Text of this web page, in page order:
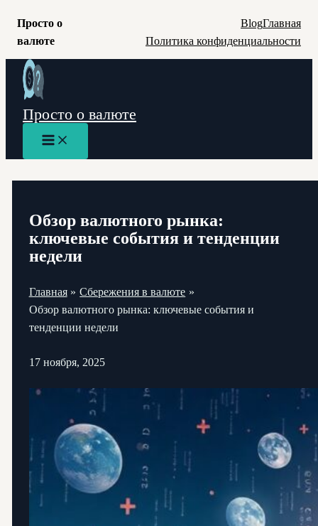
Просто о
валюте
BlogГлавная
Политика конфиденциальности
Перейти
содержимому
Просто о валюте
Main
Menu
Обзор валютного рынка:
ключевые события и тенденции
недели
Главная
Сбережения в валюте
Обзор валютного рынка: ключевые события и
тенденции недели
17 ноября, 2025